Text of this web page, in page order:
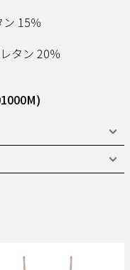
15％
タン 20％